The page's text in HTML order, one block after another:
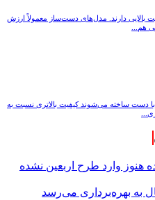
دارند. مدل‌های دست‌ساز معمولاً ارزش
هم...
با دست ساخته می‌شوند کیفیت بالاتری نسبت به
شده هنوز وارد طرح اربعین نشده
به بهره‌برداری می‌رسد